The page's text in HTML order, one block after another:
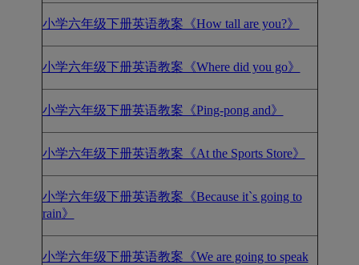
小学六年级下册英语教案《How tall are you?》
小学六年级下册英语教案《Where did you go》
小学六年级下册英语教案《Ping-pong and》
小学六年级下册英语教案《At the Sports Store》
小学六年级下册英语教案《Because it`s going to
rain》
小学六年级下册英语教案《We are going to speak